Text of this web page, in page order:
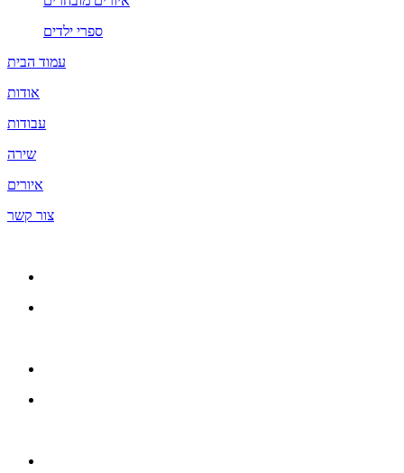
ספרי ילדים
עמוד הבית
אודות
עבודות
שירה
איורים
צור קשר